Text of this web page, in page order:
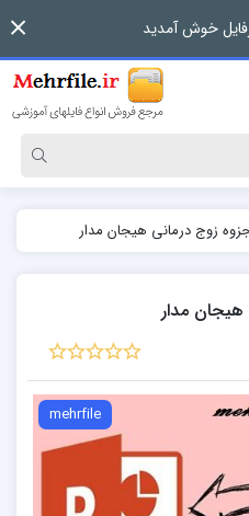
خوش آمدید
زوج درمانی هیجان مدار
هیجان مدار
mehrfile